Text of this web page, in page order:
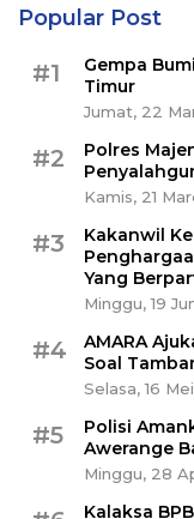
Popular Post
#1
Gempa
Timur
Jumat, 22
#2
Polres
Kamis, 21
#3
Kakanwil
Yang
Minggu, 19
#4
AMARA
Soal
Selasa, 16
#5
Polisi
Awerange
Minggu, 28
Kalaksa